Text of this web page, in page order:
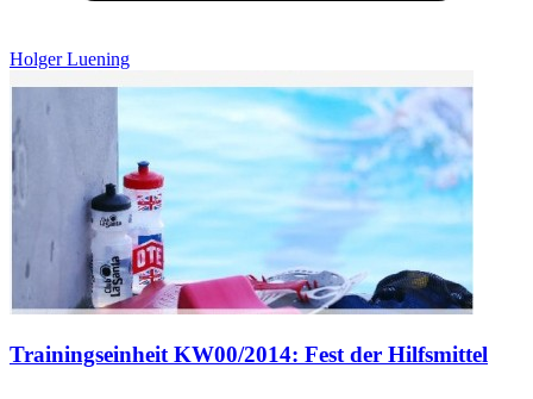
Holger Luening
Trainingseinheit KW00/2014: Fest der Hilfsmittel